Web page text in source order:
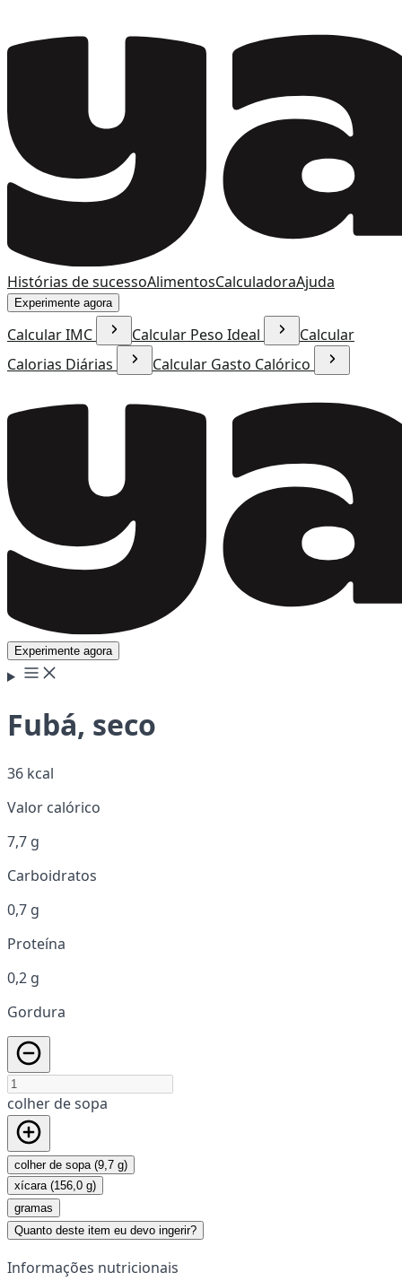
Histórias de sucessoAlimentosCalculadoraAjuda
Experimente agora
Calcular IMC Calcular Peso Ideal
Calcular
Calorias Diárias
Calcular Gasto Calórico
Experimente agora
Fubá, seco
36 kcal
Valor calórico
7,7 g
Carboidratos
0,7 g
Proteína
0,2 g
Gordura
colher de sopa
colher de sopa (9,7 g)
xícara (156,0 g)
gramas
Quanto deste item eu devo ingerir?
Informações nutricionais